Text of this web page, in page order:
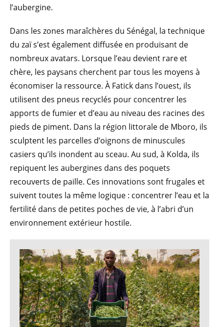
l’aubergine.
Dans les zones maraîchères du Sénégal, la technique
du zaï s’est également diffusée en produisant de
nombreux avatars. Lorsque l’eau devient rare et
chère, les paysans cherchent par tous les moyens à
économiser la ressource. À Fatick dans l’ouest, ils
utilisent des pneus recyclés pour concentrer les
apports de fumier et d’eau au niveau des racines des
pieds de piment. Dans la région littorale de Mboro, ils
sculptent les parcelles d’oignons de minuscules
casiers qu’ils inondent au sceau. Au sud, à Kolda, ils
repiquent les aubergines dans des poquets
recouverts de paille. Ces innovations sont frugales et
suivent toutes la même logique : concentrer l’eau et la
fertilité dans de petites poches de vie, à l’abri d’un
environnement extérieur hostile.